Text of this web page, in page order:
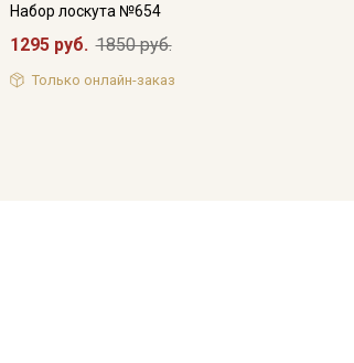
Набор лоскута №654
1295 руб. 1850 руб.
Только онлайн-заказ